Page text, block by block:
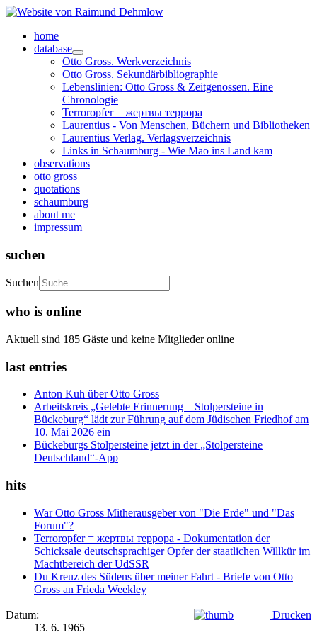
home
database
Otto Gross. Werkverzeichnis
Otto Gross. Sekundärbibliographie
Lebenslinien: Otto Gross & Zeitgenossen. Eine
Chronologie
Terroropfer = жертвы террора
Laurentius - Von Menschen, Büchern und Bibliotheken
Laurentius Verlag. Verlagsverzeichnis
Links in Schaumburg - Wie Mao ins Land kam
observations
otto gross
quotations
schaumburg
about me
impressum
suchen
Suchen
who is online
Aktuell sind 185 Gäste und keine Mitglieder online
last entries
Anton Kuh über Otto Gross
Arbeitskreis „Gelebte Erinnerung – Stolpersteine in
Bückeburg“ lädt zur Führung auf dem Jüdischen Friedhof am
10. Mai 2026 ein
Bückeburgs Stolpersteine jetzt in der „Stolpersteine
Deutschland“-App
hits
War Otto Gross Mitherausgeber von "Die Erde" und "Das
Forum"?
Terroropfer = жертвы террора - Dokumentation der
Schicksale deutschsprachiger Opfer der staatlichen Willkür im
Machtbereich der UdSSR
Du Kreuz des Südens über meiner Fahrt - Briefe von Otto
Gross an Frieda Weekley
Drucken
Datum:
13. 6. 1965